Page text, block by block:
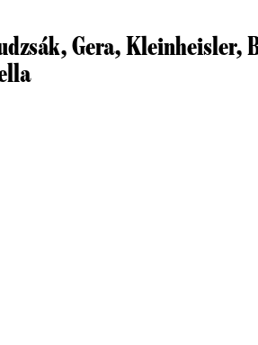
Gera, Kleinheisler,